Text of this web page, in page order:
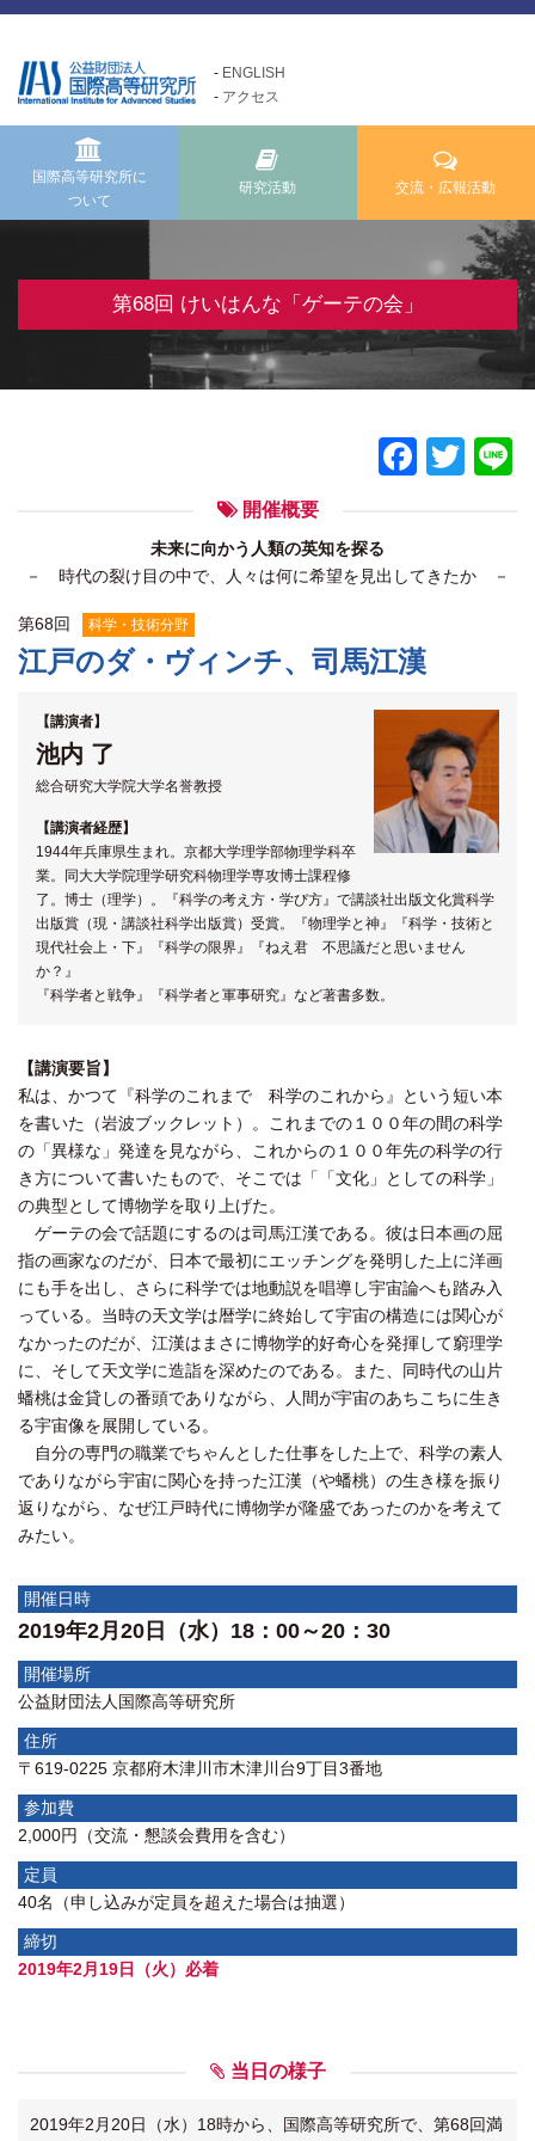
ENGLISH
アクセス
国際高等研究所に
ついて
研究活動 交流・広報活動
About us
国際高等研究所についてTOP
基本理念・ミッション
設立経緯・歩み
組織・運営について
Research Activities
研究活動TOP
公募研究・その他の研究
Exchange and Public
Relations Activities
けいはんな「meta鼎談」
けいはんな「市民懇談」
IIAS塾ジュニアセミナー
関係機関との連携
第68回 けいはんな「ゲーテの会」
開催概要
未来に向かう人類の英知を探る
－ 時代の裂け目の中で、人々は何に希望を見出してきたか －
第68回 科学・技術分野
江戸のダ・ヴィンチ、司馬江漢
【講演者】
池内 了
総合研究大学院大学名誉教授
【講演者経歴】
1944年兵庫県生まれ。京都大学理学部物理学科卒
業。同大大学院理学研究科物理学専攻博士課程修
了。博士（理学）。『科学の考え方・学び方』で講談社出版文化賞科学
出版賞（現・講談社科学出版賞）受賞。『物理学と神』『科学・技術と
現代社会上・下』『科学の限界』『ねえ君 不思議だと思いません
か？』
『科学者と戦争』『科学者と軍事研究』など著書多数。
【講演要旨】
私は、かつて『科学のこれまで 科学のこれから』という短い本
を書いた（岩波ブックレット）。これまでの１００年の間の科学
の「異様な」発達を見ながら、これからの１００年先の科学の行
き方について書いたもので、そこでは「「文化」としての科学」
の典型として博物学を取り上げた。
ゲーテの会で話題にするのは司馬江漢である。彼は日本画の屈
指の画家なのだが、日本で最初にエッチングを発明した上に洋画
にも手を出し、さらに科学では地動説を唱導し宇宙論へも踏み入
っている。当時の天文学は暦学に終始して宇宙の構造には関心が
なかったのだが、江漢はまさに博物学的好奇心を発揮して窮理学
に、そして天文学に造詣を深めたのである。また、同時代の山片
蟠桃は金貸しの番頭でありながら、人間が宇宙のあちこちに生き
る宇宙像を展開している。
自分の専門の職業でちゃんとした仕事をした上で、科学の素人
でありながら宇宙に関心を持った江漢（や蟠桃）の生き様を振り
返りながら、なぜ江戸時代に博物学が隆盛であったのかを考えて
みたい。
開催日時
2019年2月20日（水）18：00～20：30
開催場所
公益財団法人国際高等研究所
住所
〒619-0225 京都府木津川市木津川台9丁目3番地
参加費
2,000円（交流・懇談会費用を含む）
定員
40名（申し込みが定員を超えた場合は抽選）
締切
2019年2月19日（火）必着
当日の様子
2019年2月20日（水）18時から、国際高等研究所で、第68回満